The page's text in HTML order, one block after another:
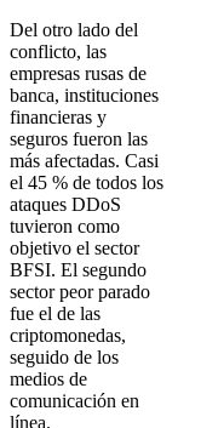
Del otro lado del
conflicto, las
empresas rusas de
banca, instituciones
financieras y
seguros fueron las
más afectadas. Casi
el 45 % de todos los
ataques DDoS
tuvieron como
objetivo el sector
BFSI. El segundo
sector peor parado
fue el de las
criptomonedas,
seguido de los
medios de
comunicación en
línea.